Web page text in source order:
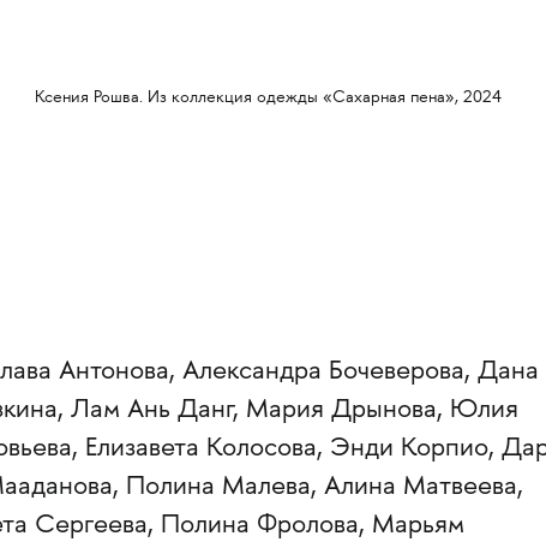
Ксения Рошва. Из коллекция одежды «Сахарная пена», 2024
Антонова, Александра Бочеверова, Дана
Лам Ань Данг, Мария Дрынова, Юлия
Елизавета Колосова, Энди Корпио,
Полина Малева, Алина Матвеева,
Сергеева, Полина Фролова, Марьям